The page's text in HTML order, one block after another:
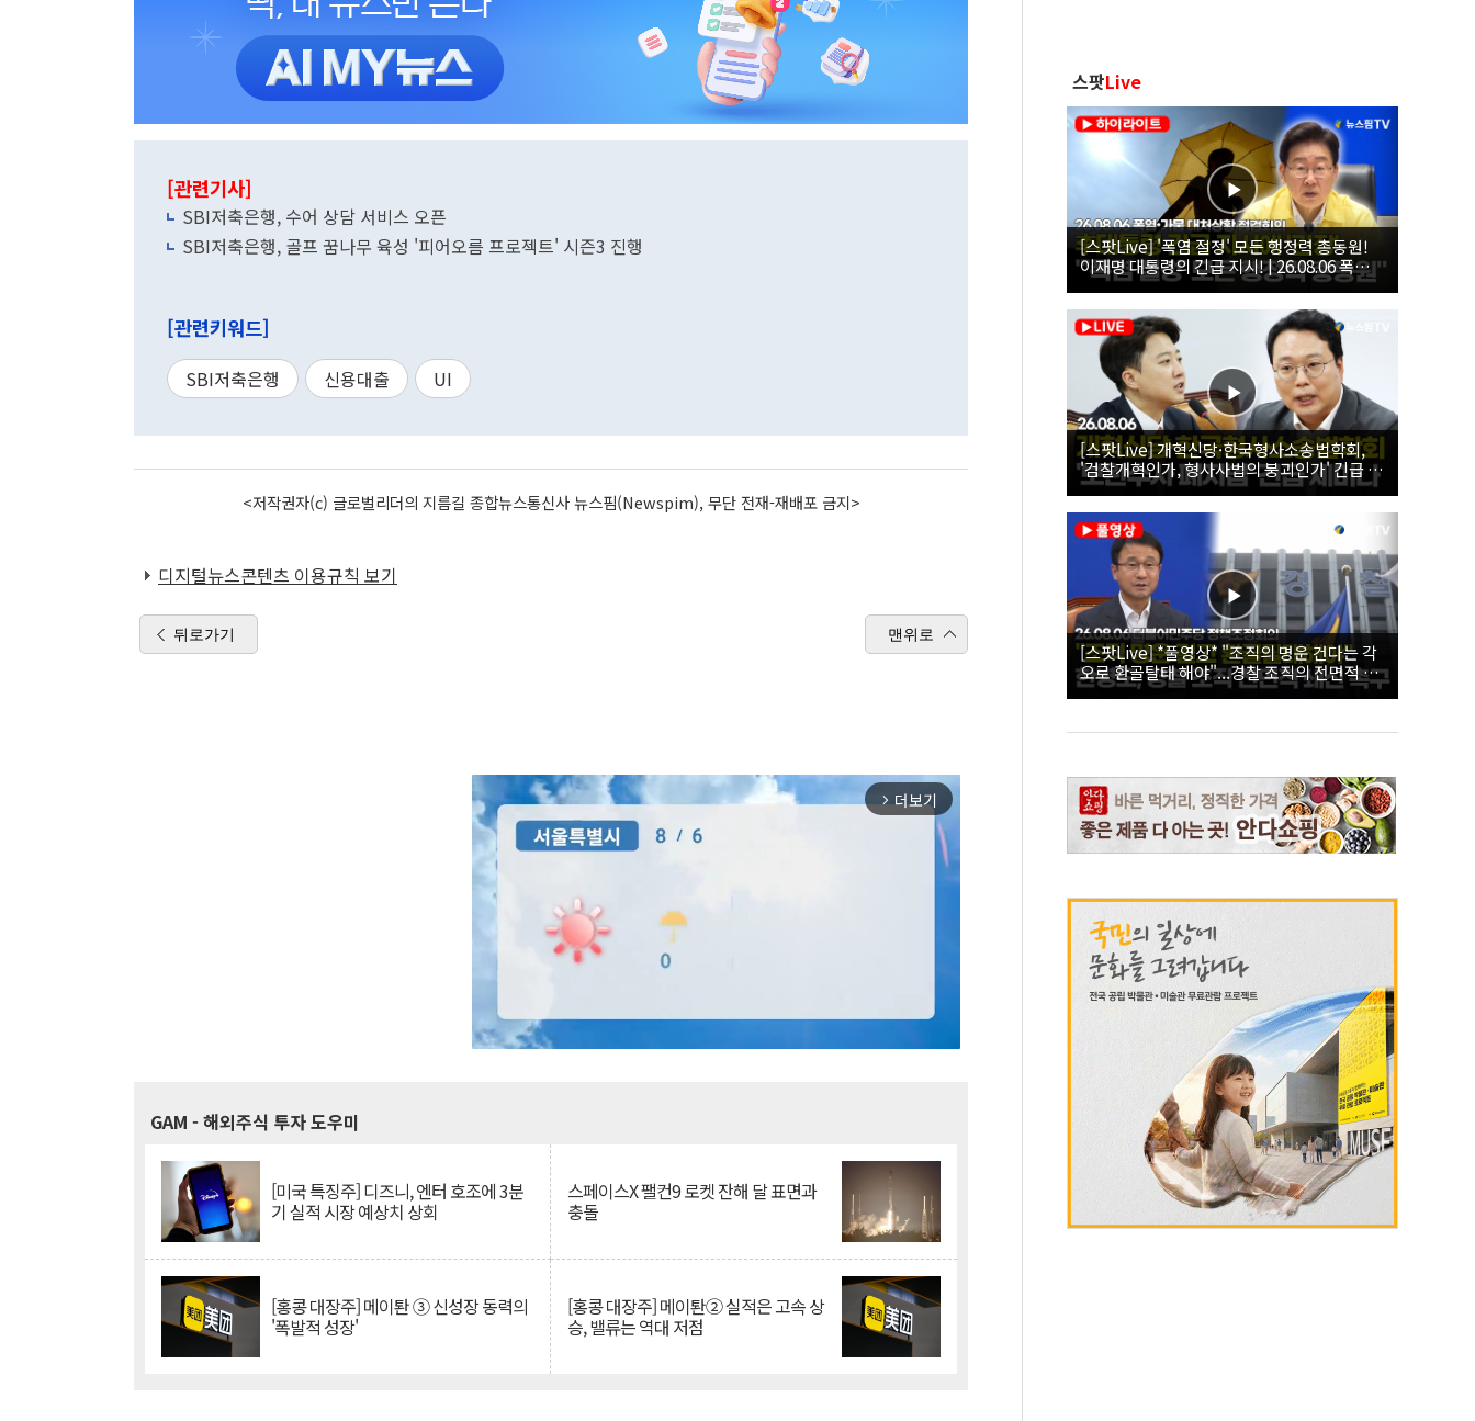
[관련기사]
SBI저축은행, 수어 상담 서비스 오픈
SBI저축은행, 골프 꿈나무 육성 '피어오름 프로젝트' 시즌3 진행
[관련키워드]
SBI저축은행 신용대출 UI
<저작권자(c) 글로벌리더의 지름길 종합뉴스통신사 뉴스핌(Newspim), 무단 전재-재배포 금지>
디지털뉴스콘텐츠 이용규칙 보기
뒤로가기 맨위로
arrow_forward_ios 더보기
GAM - 해외주식 투자 도우미
[미국 특징주] 디즈니, 엔터 호조에 3분
기 실적 시장 예상치 상회
스페이스X 팰컨9 로켓 잔해 달 표면과
충돌
[홍콩 대장주] 메이퇀 ③ 신성장 동력의
'폭발적 성장'
[홍콩 대장주] 메이퇀② 실적은 고속 상
승, 밸류는 역대 저점
스팟Live
[스팟Live] '폭염 절정' 모든 행정력 총동원!
이재명 대통령의 긴급 지시! | 26.08.06 폭염•
가뭄 대처상황 점검회의
[스팟Live] 개혁신당·한국형사소송법학회,
'검찰개혁인가, 형사사법의 붕괴인가' 긴급 세
미나｜26.08.06
[스팟Live] *풀영상* "조직의 명운 건다는 각
오로 환골탈태 해야"...경찰 조직의 전면적 쇄
신 촉구한 한병도 | 26.08.06 더불어민주당 정